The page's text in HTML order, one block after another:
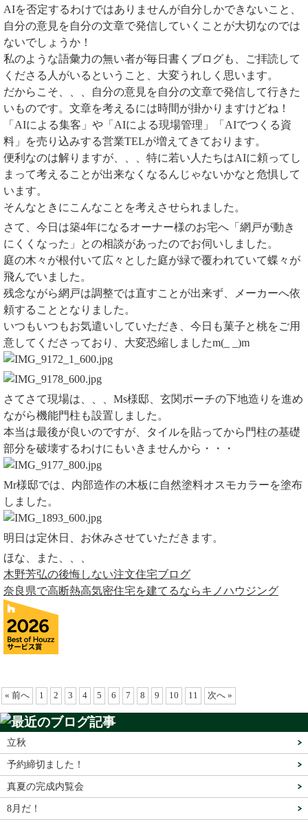
AIを否定するわけではありませんが自分しかできないこと、
自分の意見を自分の文章で発信していくことが大切なのでは
ないでしょうか！
私のような語彙力の無い者が毎日書くブログも、ご拝読して
くださる人がいるということ、大変うれしく思います。
だからこそ、、、自分の意見を自分の文章で発信して行きた
いものです。文章を考えるには時間が掛かりますけどね！
「AIによる集客」や「AIによる現場管理」「AIでつくる資
料」を売り込みする営業TELが増えてきております。
便利なのは解りますが、、、特に若い人たちはAIに頼ってし
まって考えることが出来なくなるんじゃないかなと危惧して
います。
そんなときにこんなことを考えさせられました。
さて、今日は築4年になるオーナー様のお宅へ「網戸が動き
にくくなった」との相談があったのでお伺いしました。
庭の木々が根付いて広々とした庭が緑で覆われていて蝶々が
飛んでいました。
残念ながら網戸は調整では直すことが出来ず、メーカーへ依
頼することとなりました。
いつもいつもお気遣いしていただき、今日も菓子と桃をご用
意してくださっており、大変恐縮しましたm(_ _)m
さてさて現場は、、、Ms様邸、玄関ポーチの下地造りを進め
ながら機能門柱も設置しました。
本当は最後が良いのですが、タイルを貼ってから門柱の基礎
部分を破壊するわけにもいきませんから・・・
Mr様邸では、内部造作の木板に自然塗料オスモカラーを塗布
しました。
明日は定休日、お休みさせていただきます。
ほな、また、、、
木野芳弘の後悔しない注文住宅ブログ
奈良県で高断熱高気密住宅を建てるならキノハウジング
« 前へ 1 2 3 4 5 6 7 8 9 10 11 次へ »
立秋
予約締切ました！
真夏の完成内覧会
8月だ！